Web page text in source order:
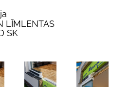
LĪMLENTAS
SK